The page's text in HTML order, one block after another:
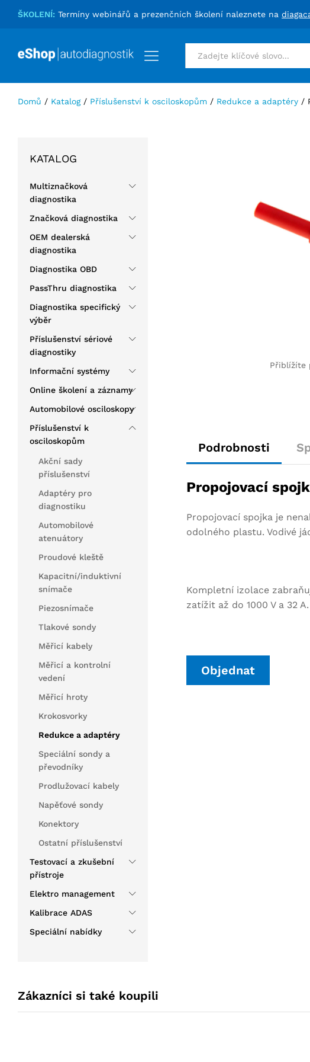
ŠKOLENÍ: Termíny webinářů a prezenčních školení naleznete na
Vše
Domů / Katalog / Příslušenství k osciloskopům / Redukce a adaptéry /
Přiblížíte
Podrobnosti
Propojovací
Propojovací spojka je
odolného plastu. Vodivé
Kompletní izolace
zatížit až do 1000 V a 32 A.
Objednat
KATALOG
Multiznačková
diagnostika
Značková diagnostika
OEM dealerská
diagnostika
Diagnostika OBD
PassThru diagnostika
Diagnostika specifický
výběr
Příslušenství sériové
diagnostiky
Informační systémy
Online školení a záznamy
Automobilové osciloskopy
Příslušenství k
osciloskopům
Akční sady
příslušenství
Adaptéry pro
diagnostiku
Automobilové
atenuátory
Proudové kleště
Kapacitní/induktivní
snímače
Piezosnímače
Tlakové sondy
Měřicí kabely
Měřicí a kontrolní
vedení
Měřicí hroty
Krokosvorky
Redukce a adaptéry
Speciální sondy a
převodníky
Prodlužovací kabely
Napěťové sondy
Konektory
Ostatní příslušenství
Testovací a zkušební
přístroje
Elektro management
Kalibrace ADAS
Speciální nabídky
Zákazníci si také koupili
Podrobnosti Specifikace Hodnocení (0)